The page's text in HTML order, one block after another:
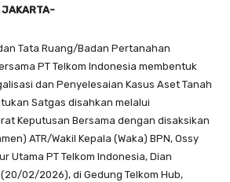
JAKARTA-
Tata Ruang/Badan Pertanahan
PT Telkom Indonesia membentuk
dan Penyelesaian Kasus Aset Tanah
Satgas disahkan melalui
Keputusan Bersama dengan disaksikan
ATR/Wakil Kepala (Waka) BPN, Ossy
Utama PT Telkom Indonesia, Dian
02/2026), di Gedung Telkom Hub,